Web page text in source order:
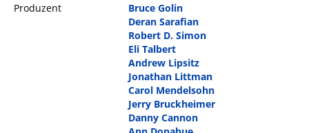
Produzent
Bruce Golin
Deran Sarafian
Robert D. Simon
Eli Talbert
Andrew Lipsitz
Jonathan Littman
Carol Mendelsohn
Jerry Bruckheimer
Danny Cannon